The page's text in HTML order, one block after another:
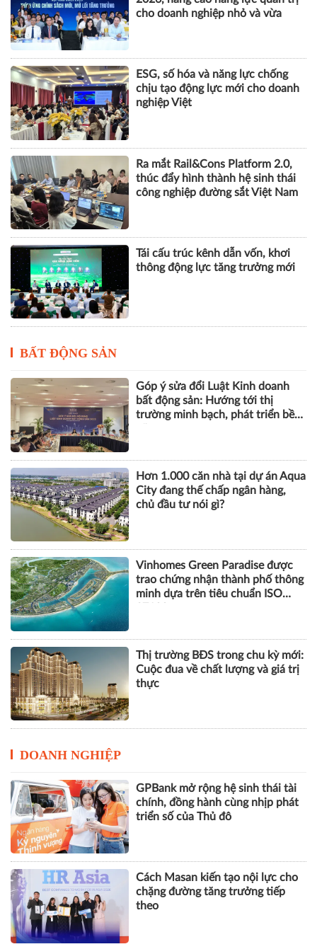
nghiệp Việt
Ra mắt Rail&Cons Platform 2.0,
thúc đẩy hình thành hệ sinh thái
công nghiệp đường sắt Việt Nam
Tái cấu trúc kênh dẫn vốn, khơi
thông động lực tăng trưởng mới
BẤT ĐỘNG SẢN
Hơn 1.000 căn nhà tại dự án Aqua
City đang thế chấp ngân hàng,
chủ đầu tư nói gì?
Vinhomes Green Paradise được
trao chứng nhận thành phố thông
minh dựa trên tiêu chuẩn ISO
Thị trường BĐS trong chu kỳ mới:
Cuộc đua về chất lượng và giá trị
thực
DOANH NGHIỆP
GPBank mở rộng hệ sinh thái tài
Cách Masan kiến tạo nội lực cho
chặng đường tăng trưởng tiếp
theo
Đất khỏe, cây khỏe, người nông
dân thêm niềm tin